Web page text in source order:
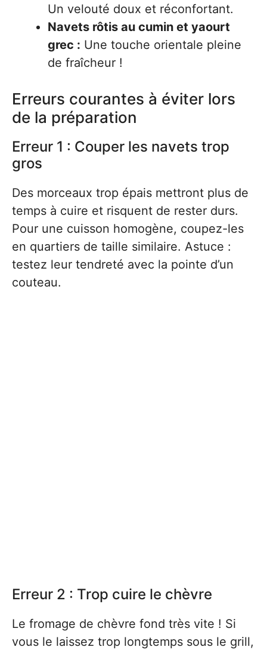
Un velouté doux et réconfortant.
Navets rôtis au cumin et yaourt
grec : Une touche orientale pleine
de fraîcheur !
Erreurs courantes à éviter lors
de la préparation
Erreur 1 : Couper les navets trop
gros
Des morceaux trop épais mettront plus de
temps à cuire et risquent de rester durs.
Pour une cuisson homogène, coupez-les
en quartiers de taille similaire. Astuce :
testez leur tendreté avec la pointe d’un
couteau.
Erreur 2 : Trop cuire le chèvre
Le fromage de chèvre fond très vite ! Si
vous le laissez trop longtemps sous le grill,